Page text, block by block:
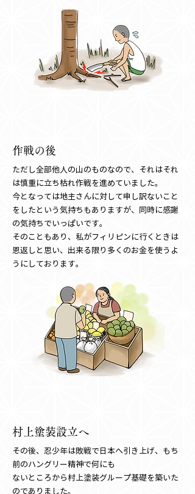
作戦の後
ただし全部他人の山のものなので、それはそれ
は慎重に立ち枯れ作戦を進めていました。
今となっては地主さんに対して申し訳ないこと
をしたという気持ちもありますが、同時に感謝
の気持ちでいっぱいです。
そのこともあり、私がフィリピンに行くときは
恩返しと思い、出来る限り多くのお金を使うよ
うにしております。
村上塗装設立へ
その後、忍少年は敗戦で日本へ引き上げ、もち
前のハングリー精神で何にも
ないところから村上塗装グループ基礎を築いた
のでありました。